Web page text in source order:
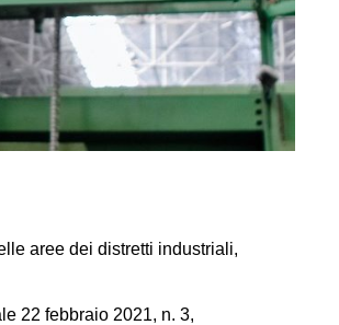
aree dei distretti industriali,
22 febbraio 2021, n. 3,